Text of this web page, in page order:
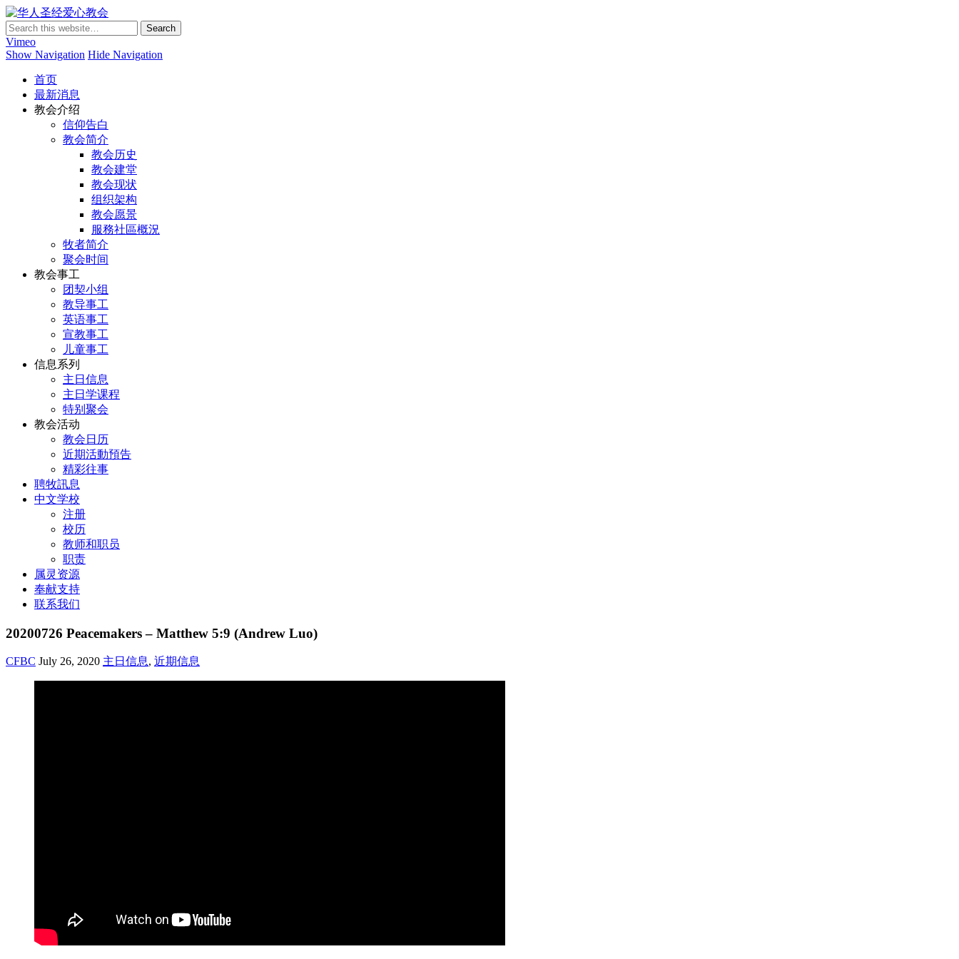
Vimeo
Show Navigation Hide Navigation
首页
最新消息
教会介绍
信仰告白
教会简介
教会历史
教会建堂
教会现状
组织架构
教会愿景
服務社區概況
牧者简介
聚会时间
教会事工
团契小组
教导事工
英语事工
宣教事工
儿童事工
信息系列
主日信息
主日学课程
特别聚会
教会活动
教会日历
近期活動預告
精彩往事
聘牧訊息
中文学校
注册
校历
教师和职员
职责
属灵资源
奉献支持
联系我们
20200726 Peacemakers – Matthew 5:9 (Andrew Luo)
CFBC July 26, 2020 主日信息, 近期信息